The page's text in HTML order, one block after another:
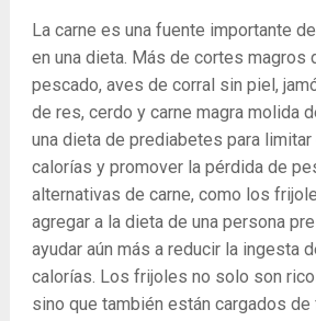
La carne es una fuente importante
en una dieta. Más de cortes magros
pescado, aves de corral sin piel,
de res, cerdo y carne magra molida
una dieta de prediabetes para
calorías y promover la pérdida de
alternativas de carne, como los
agregar a la dieta de una persona
ayudar aún más a reducir la ingesta
calorías. Los frijoles no solo son
sino que también están cargados de